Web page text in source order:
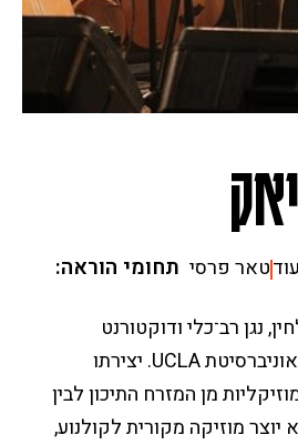
תחומי הוראה עודטאר פרסי
נגן רב־כלי ודוקטורנט
לאתנומוזיקולוגיה באוניברסיטת UCLA. יצירתו
מן המזרח התיכון לבין
יוצר מוזיקה מקורית לקולנוע,
ומחזמר
בת-זמננו
חדשה ("תדרים")
מילואים
עברית כשפת אם